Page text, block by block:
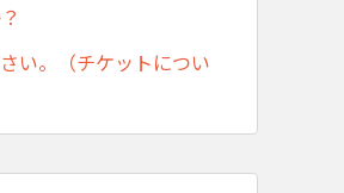
い。（チケットについ